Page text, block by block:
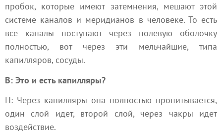
пробок, которые имеют затемнения, мешают этой
системе каналов и меридианов в человеке. То есть
все каналы поступают через полевую оболочку
полностью, вот через эти мельчайшие, типа
капилляров, сосуды.
В: Это и есть капилляры?
П: Через капилляры она полностью пропитывается,
один слой идет, второй слой, через чакры идет
воздействие.